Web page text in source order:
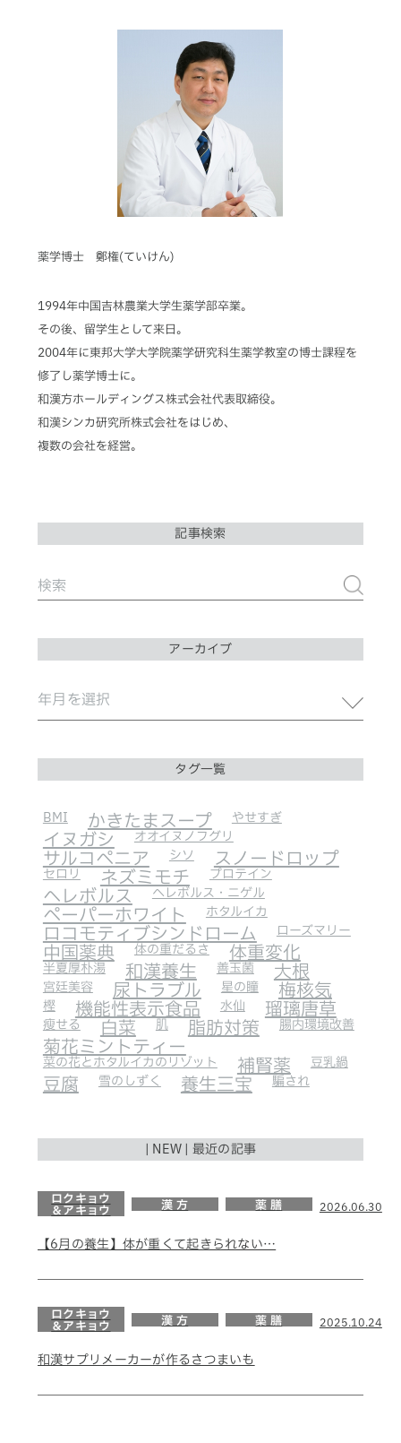
薬学博士 鄭権(ていけん)
1994年中国吉林農業大学生薬学部卒業。
その後、留学生として来日。
2004年に東邦大学大学院薬学研究科生薬学教室の博士課程を
修了し薬学博士に。
和漢方ホールディングス株式会社代表取締役。
和漢シンカ研究所株式会社をはじめ、
複数の会社を経営。
記事検索
アーカイブ
タグ一覧
BMI かきたまスープ やせすぎ
イヌガシ オオイヌノフグリ
サルコペニア シソ スノードロップ
セロリ ネズミモチ プロテイン
ヘレボルス ヘレボルス・ニゲル
ペーパーホワイト ホタルイカ
ロコモティブシンドローム ローズマリー
中国薬典 体の重だるさ 体重変化
半夏厚朴湯 和漢養生 善玉菌 大根
宮廷美容 尿トラブル 星の瞳 梅核気
樫 機能性表示食品 水仙 瑠璃唐草
瘦せる 白菜 肌 脂肪対策 腸内環境改善
菊花ミントティー
菜の花とホタルイカのリゾット 補腎薬 豆乳鍋
豆腐 雪のしずく 養生三宝 騙され
| NEW | 最近の記事
ロクキョウ
＆アキョウ
漢 方 薬 膳 2026.06.30
【6月の養生】体が重くて起きられない…
ロクキョウ
＆アキョウ
漢 方 薬 膳 2025.10.24
和漢サプリメーカーが作るさつまいも